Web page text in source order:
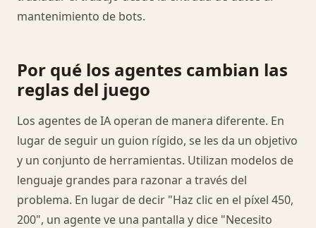
mantenimiento de bots.
Por qué los agentes cambian las
reglas del juego
Los agentes de IA operan de manera diferente. En
lugar de seguir un guion rígido, se les da un objetivo
y un conjunto de herramientas. Utilizan modelos de
lenguaje grandes para razonar a través del
problema. En lugar de decir "Haz clic en el píxel 450,
200", un agente ve una pantalla y dice "Necesito